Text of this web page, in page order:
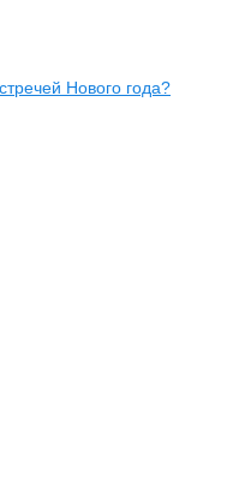
Нового года?